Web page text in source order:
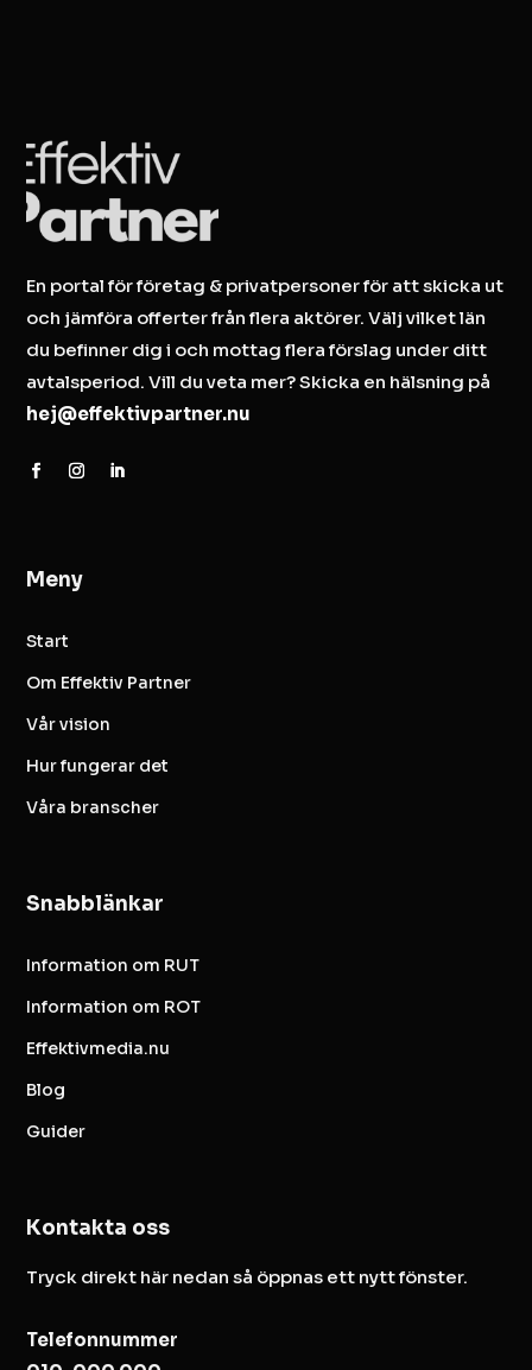
En portal för företag & privatpersoner för att skicka ut
och jämföra offerter från flera aktörer. Välj vilket län
du befinner dig i och mottag flera förslag under ditt
avtalsperiod. Vill du veta mer? Skicka en hälsning på
hej@effektivpartner.nu
Meny
Start
Om Effektiv Partner
Vår vision
Hur fungerar det
Våra branscher
Snabblänkar
Information om RUT
Information om ROT
Effektivmedia.nu
Blog
Guider
Kontakta oss
Tryck direkt här nedan så öppnas ett nytt fönster.
Telefonnummer